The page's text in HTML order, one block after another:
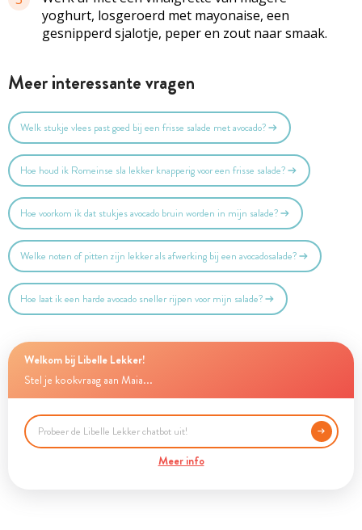
yoghurt, losgeroerd met mayonaise, een
gesnipperd sjalotje, peper en zout naar smaak.
Meer interessante vragen
Welk stukje vlees past goed bij een frisse salade met avocado?
Hoe houd ik Romeinse sla lekker knapperig voor een frisse salade?
Hoe voorkom ik dat stukjes avocado bruin worden in mijn salade?
Welke noten of pitten zijn lekker als afwerking bij een avocadosalade?
Hoe laat ik een harde avocado sneller rijpen voor mijn salade?
Welkom bij Libelle Lekker!
Stel je kookvraag aan Maia...
Meer info